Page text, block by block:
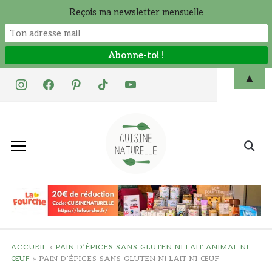
instagramfacebookpinteresttiktok youtube
Search
ACCUEIL » PAIN D’ÉPICES SANS GLUTEN NI LAIT ANIMAL NI
ŒUF » PAIN D’ÉPICES SANS GLUTEN NI LAIT NI ŒUF
Reçois ma newsletter mensuelle
▲